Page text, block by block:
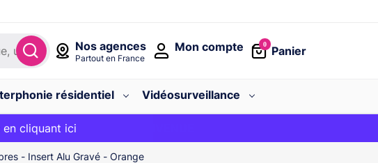
Nos agences
Partout en France
0
Panier
Mon compte
résidentiel
Vidéosurveillance
gratuite avec le code
cliquant ici
- Insert Alu Gravé - Orange